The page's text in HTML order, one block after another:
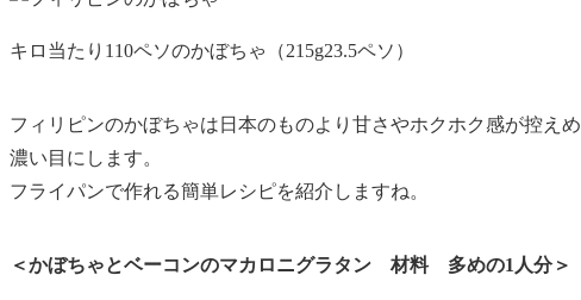
キロ当たり110ペソのかぼちゃ（215g23.5ペソ）
フィリピンのかぼちゃは 日本のものより甘さやホクホク感が控えめ
濃い目にします。
フライパンで作れる簡単レシピを紹介しますね。
＜かぼちゃとベーコンのマカロニグラタン 材料 多めの1人分＞